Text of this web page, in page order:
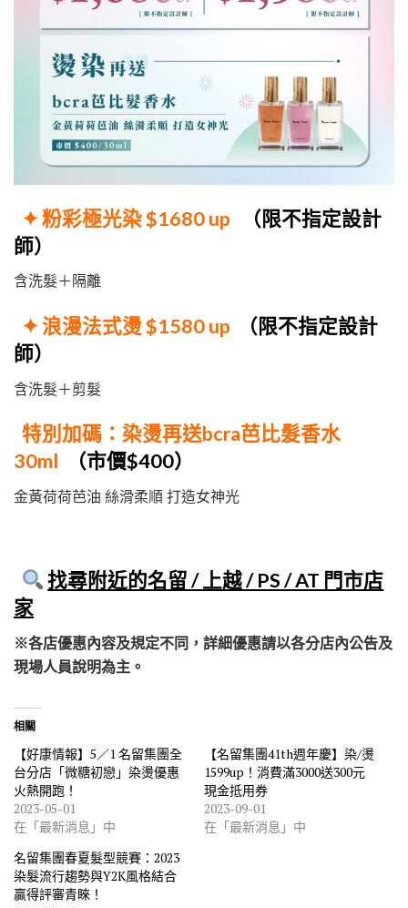
✦ 粉彩極光染$1680 up
（限不指定設計
師）
含洗髮＋隔離
✦ 浪漫法式燙$1580 up
（限不指定設計
師）
含洗髮＋剪髮
特別加碼：染燙再送bcra芭比髮香水
30ml
（市價$400）
金黃荷荷芭油 絲滑柔順 打造女神光
找尋附近的名留 / 上越 / PS / AT 門市店
家
※各店優惠內容及規定不同，詳細優惠請以各分店內公告及
現場人員說明為主。
相關
【好康情報】5／1 名留集團全
台分店「微糖初戀」染燙優惠
火熱開跑！
2023-05-01
在「最新消息」中
【名留集團41th週年慶】染/燙
1599up！消費滿3000送300元
現金抵用券
2023-09-01
在「最新消息」中
名留集團春夏髮型競賽：2023
染髮流行趨勢與Y2K風格結合
贏得評審青睞！